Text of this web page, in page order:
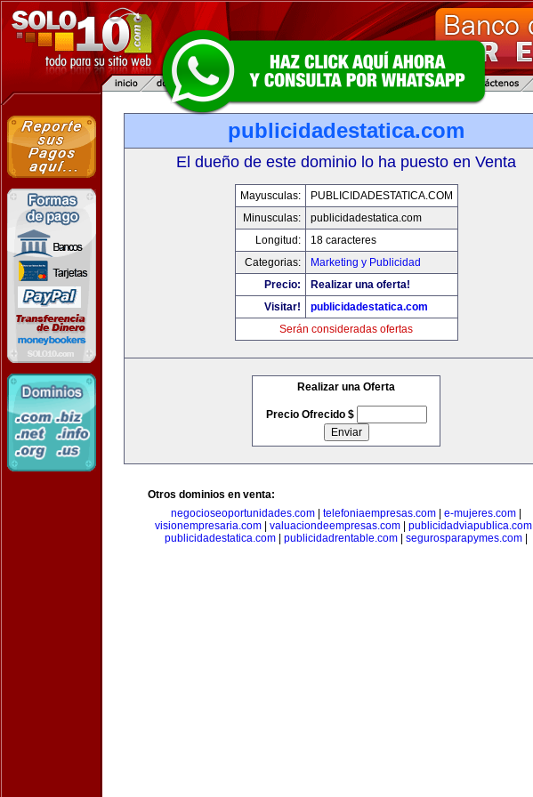
publicidadestatica.com
El dueño de este dominio lo ha puesto en Venta
Mayusculas:
PUBLICIDADESTATICA.COM
Minusculas:
publicidadestatica.com
Longitud:
18 caracteres
Categorias:
Marketing y Publicidad
Precio:
Realizar una oferta!
Visitar!
publicidadestatica.com
Serán consideradas ofertas
Realizar una Oferta
Precio Ofrecido $
Otros dominios en venta:
negocioseoportunidades.com
telefoniaempresas.com e-mujeres.com
visionempresaria.com
valuaciondeempresas.com publicidadviapublica.com
publicidadestatica.com
publicidadrentable.com segurosparapymes.com